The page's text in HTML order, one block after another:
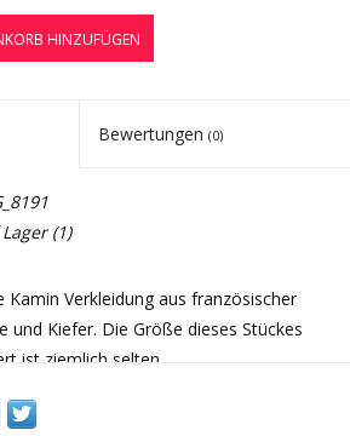
HINZUFÜGEN
Bewertungen (0)
(1)
Kamin Verkleidung aus französischer
und Kiefer. Die Größe dieses Stückes
ist ziemlich selten.
Inch